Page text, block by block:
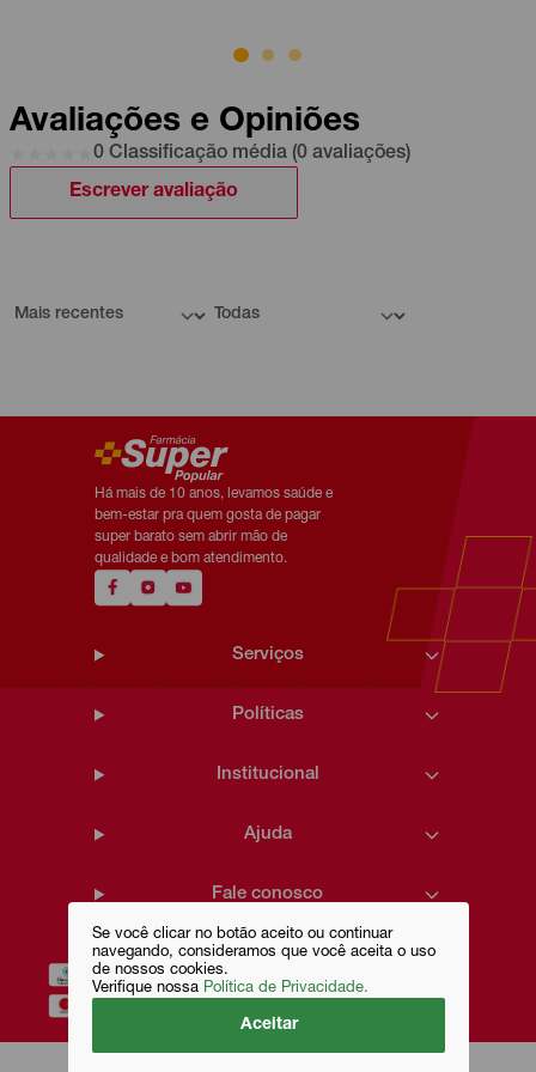
Se você clicar no botão aceito ou continuar
navegando, consideramos que você aceita o uso
de nossos cookies.
Verifique nossa Política de Privacidade.
Aceitar
Avaliações e Opiniões
0 Classificação média (0 avaliações)
Escrever avaliação
Há mais de 10 anos, levamos saúde e
bem-estar pra quem gosta de pagar
super barato sem abrir mão de
qualidade e bom atendimento.
Serviços
Políticas
Institucional
Ajuda
Fale conosco